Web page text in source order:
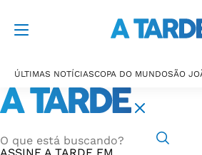
ÚLTIMAS NOTÍCIASCOPA DO MUNDOSÃO